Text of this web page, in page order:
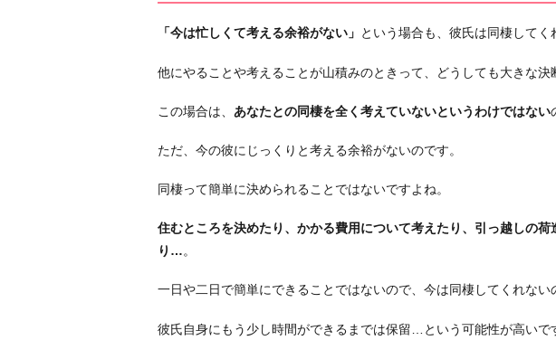
「今は忙しくて考える余裕がない」 という場合も、彼氏は同棲してく
他にやることや考えることが山積みのときって、どうしても大きな決
この場合は、 あなたとの同棲を全く考えていないというわけではない
ただ、今の彼にじっくりと考える余裕がないのです。
同棲って簡単に決められることではないですよね。
住むところを決めたり、かかる費用について考えたり、引っ越しの
り…。
一日や二日で簡単にできることではないので、今は同棲してくれない
彼氏自身にもう少し時間ができるまでは保留…という可能性が高いで